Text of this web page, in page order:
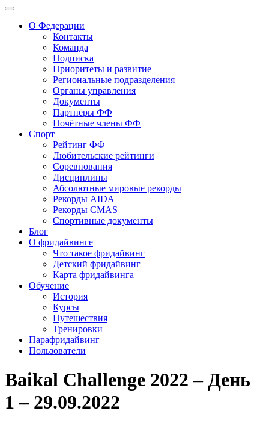
О Федерации
Контакты
Команда
Подписка
Приоритеты и развитие
Региональные подразделения
Органы управления
Документы
Партнёры ФФ
Почётные члены ФФ
Спорт
Рейтинг ФФ
Любительские рейтинги
Соревнования
Дисциплины
Абсолютные мировые рекорды
Рекорды AIDA
Рекорды CMAS
Спортивные документы
Блог
О фридайвинге
Что такое фридайвинг
Детский фридайвинг
Карта фридайвинга
Обучение
История
Курсы
Путешествия
Тренировки
Парафридайвинг
Пользователи
Baikal Challenge 2022 – День
1 – 29.09.2022